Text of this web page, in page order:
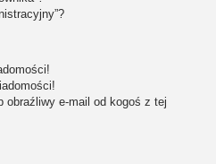
obraźliwy e-mail od kogoś z tej